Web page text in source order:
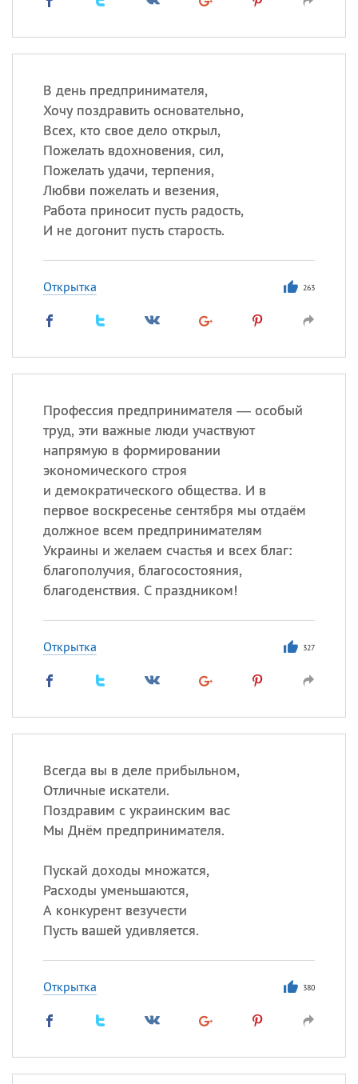
В день предпринимателя,
Хочу поздравить основательно,
Всех, кто свое дело открыл,
Пожелать вдохновения, сил,
Пожелать удачи, терпения,
Любви пожелать и везения,
Работа приносит пусть радость,
И не догонит пусть старость.
Открытка 263
Профессия предпринимателя — особый
труд, эти важные люди участвуют
напрямую в формировании
экономического строя
и демократического общества. И в
первое воскресенье сентября мы отдаём
должное всем предпринимателям
Украины и желаем счастья и всех благ:
благополучия, благосостояния,
благоденствия. С праздником!
Открытка 327
Всегда вы в деле прибыльном,
Отличные искатели.
Поздравим с украинским вас
Мы Днём предпринимателя.
Пускай доходы множатся,
Расходы уменьшаются,
А конкурент везучести
Пусть вашей удивляется.
Открытка 380